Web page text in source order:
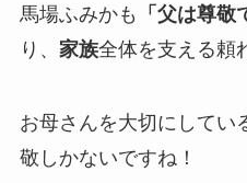
馬場ふみかも 「父は尊敬
り、 家族全体を支える頼
お母さんを大切にしてい
敬しかないですね！